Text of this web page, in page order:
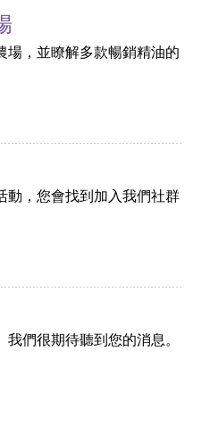
場，並瞭解多款暢銷精油的
動，您會找到加入我們社群
們很期待聽到您的消息。